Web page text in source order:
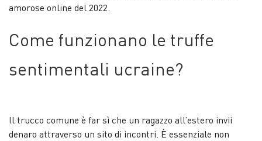
amorose online del 2022.
Come funzionano le truffe
sentimentali ucraine?
Il trucco comune è far sì che un ragazzo all’estero invii
denaro attraverso un sito di incontri. È essenziale non